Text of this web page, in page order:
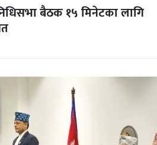
बैठक १५ मिनेटका लागि